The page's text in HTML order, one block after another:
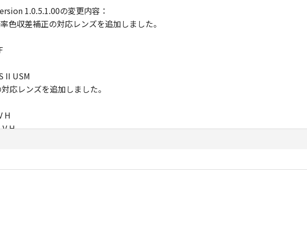
1.0.5.1.00の変更内容：
色収差補正の対応レンズを追加しました。
II USM
応レンズを追加しました。
H
H
/ IASE S
きるLUTにおいて、ITU-R BT.2100規格およびITU-R BT.2408レポートに正式対応し
201811版以降をお使いください。）